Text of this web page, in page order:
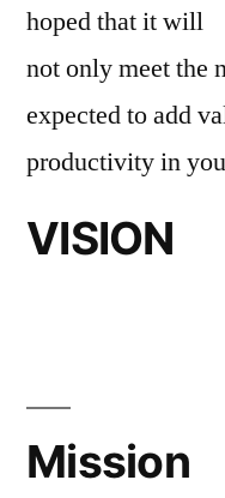
hoped that it will
not only meet the
expected to add
productivity in
VISION
Mission